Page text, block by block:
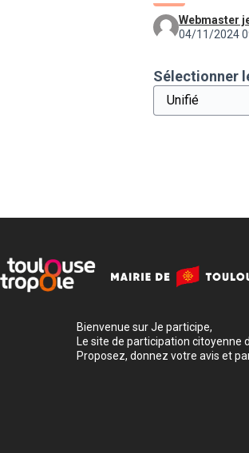
Webmaster
04/11/2024
Sélectionner
Bienvenue sur Je participe,
Le site de participation citoyenne
Proposez, donnez votre avis et